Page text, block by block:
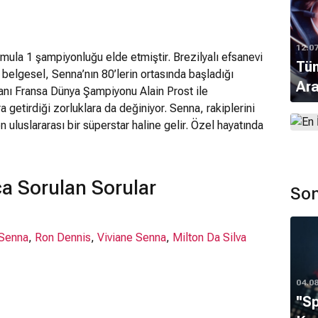
1 şampiyonluğu elde etmiştir. Brezilyalı efsanevi
Senna’nın 80’lerin ortasında başladığı
Fransa Dünya Şampiyonu Alain Prost ile
getirdiği zorluklara da değiniyor. Senna, rakiplerini
bir süperstar haline gelir. Özel hayatında
kaskı delerek başına saplanması sonucu 34
en iyi yarış pilotu olarak gösterilmektedir.
Sorulan Sorular
, Ron Dennis, Viviane Senna, Milton Da Silva